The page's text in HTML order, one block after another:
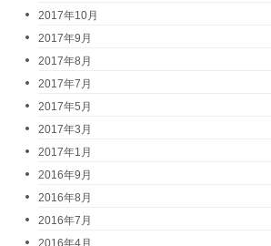
2017年10月
2017年9月
2017年8月
2017年7月
2017年5月
2017年3月
2017年1月
2016年9月
2016年8月
2016年7月
2016年4月